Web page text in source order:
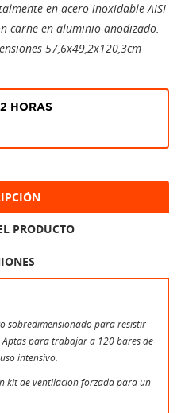
en acero inoxidable AISI
carne en aluminio anodizado.
57,6x49,2x120,3cm
HORAS
PRODUCTO
sobredimensionado para resistir
para trabajar a 120 bares de
intensivo.
kit de ventilación forzada para un